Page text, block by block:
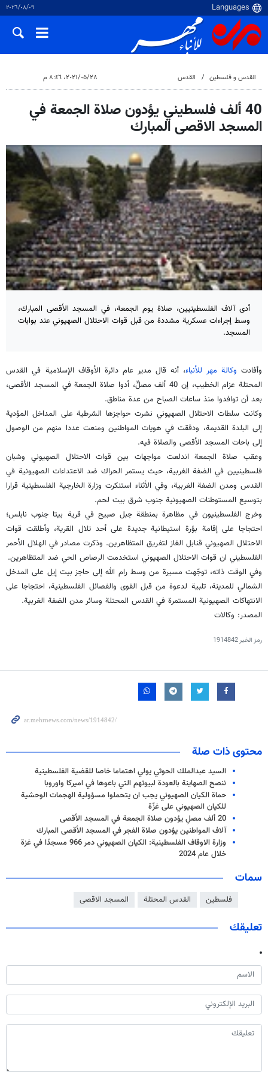
٠٩‏/٠٨‏/٢٠٢٦
القدس و فلسطین القدس ٢٨‏/٠٥‏/٢٠٢١، ٨:٤٦ م
40 ألف فلسطيني يؤدون صلاة الجمعة في
المسجد الاقصى المبارك
أدى آلاف الفلسطينيين، صلاة يوم الجمعة، في المسجد الأقصى المبارك،
وسط إجراءات عسكرية مشددة من قبل قوات الاحتلال الصهيوني عند بوابات
المسجد.
وأفادت وكالة مهر للأنباء، أنه قال مدير عام دائرة الأوقاف الإسلامية في القدس
المحتلة عزام الخطيب، إن 40 ألف مصلٍّ، أدوا صلاة الجمعة في المسجد الأقصى،
بعد أن توافدوا منذ ساعات الصباح من عدة مناطق.
وكانت سلطات الاحتلال الصهيوني نشرت حواجزها الشرطية على المداخل المؤدية
إلى البلدة القديمة، ودققت في هويات المواطنين ومنعت عددا منهم من الوصول
إلى باحات المسجد الأقصى والصلاة فيه.
وعقب صلاة الجمعة اندلعت مواجهات بين قوات الاحتلال الصهيوني وشبان
فلسطينيين في الضفة الغربية، حيث يستمر الحراك ضد الاعتداءات الصهيونية في
القدس ومدن الضفة الغربية، وفي الأثناء استنكرت وزارة الخارجية الفلسطينية قرارا
بتوسيع المستوطنات الصهيونية جنوب شرق بيت لحم.
وخرج الفلسطينيون في مظاهرة بمنطقة جبل صبيح في قرية بيتا جنوب نابلس؛
احتجاجا على إقامة بؤرة استيطانية جديدة على أحد تلال القرية، وأطلقت قوات
الاحتلال الصهيوني قنابل الغاز لتفريق المتظاهرين. وذكرت مصادر في الهلال الأحمر
الفلسطيني ان قوات الاحتلال الصهيوني استخدمت الرصاص الحي ضد المتظاهرين.
وفي الوقت ذاته، توجّهت مسيرة من وسط رام الله إلى حاجز بيت إيل على المدخل
الشمالي للمدينة، تلبية لدعوة من قبل القوى والفصائل الفلسطينية، احتجاجا على
الانتهاكات الصهيونية المستمرة في القدس المحتلة وسائر مدن الضفة الغربية.
المصدر: وكالات
رمز الخبر1914842
محتوى ذات صلة
السيد عبدالملك الحوثي يولي اهتماما خاصا للقضية الفلسطينية
ننصح الصهاينة بالعودة لبيوتهم التي باعوها في اميركا واوروبا
حماة الكيان الصهيوني يجب ان يتحملوا مسؤولية الهجمات الوحشية
للكيان الصهيوني على غزّة
20 ألف مصلِ يؤدون صلاة الجمعة في المسجد الأقصى
آلاف المواطنين يؤدون صلاة الفجر في المسجد الأقصى المبارك
وزارة الاوقاف الفلسطينية: الكيان الصهيوني دمر 966 مسجدًا في غزة
خلال عام 2024
سمات
فلسطين القدس المحتلة المسجد الاقصى
تعليقك